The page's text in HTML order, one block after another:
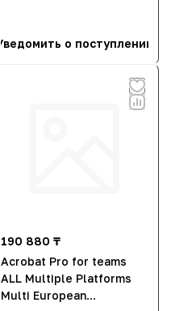
Уведомить о поступлении
190 880 ₸
Acrobat Pro for teams
ALL Multiple Platforms
Multi European